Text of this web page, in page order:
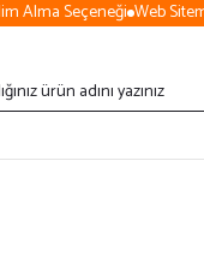
Seçeneği Web